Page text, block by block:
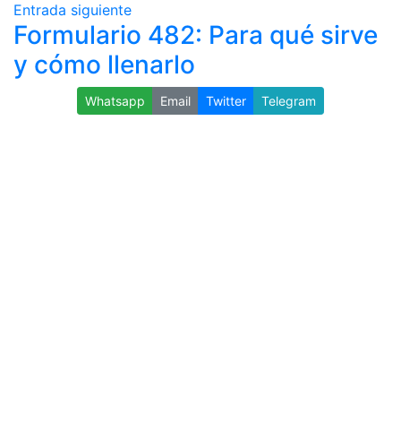
Entrada siguiente
Formulario 482: Para qué sirve
y cómo llenarlo
Whatsapp Email Twitter Telegram